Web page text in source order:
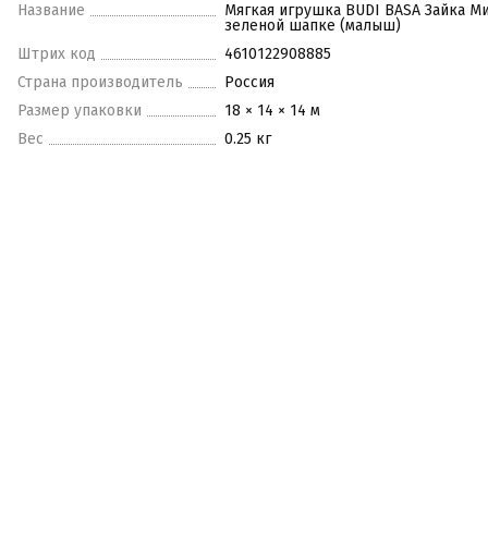
Название
Мягкая игрушка BUDI BASA Зайка
зеленой шапке (малыш)
Штрих код
4610122908885
Страна производитель
Россия
Размер упаковки
18 × 14 × 14 м
Вес
0.25 кг